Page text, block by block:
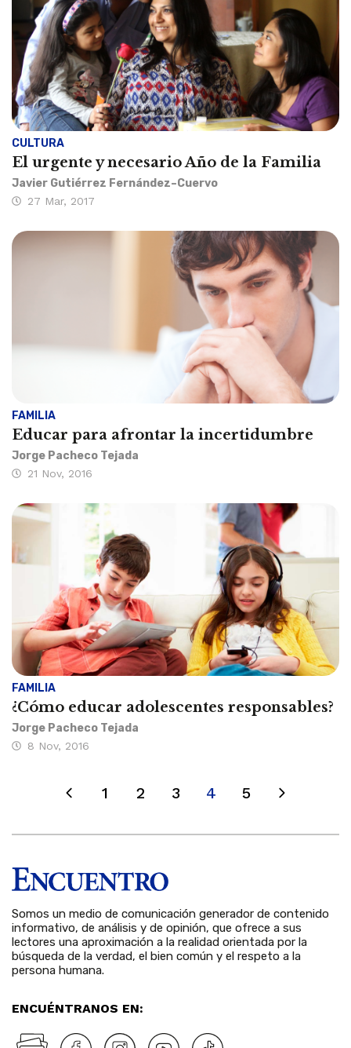
CULTURA
El urgente y necesario Año de la Familia
Javier Gutiérrez Fernández–Cuervo
27 Mar, 2017
FAMILIA
Educar para afrontar la incertidumbre
Jorge Pacheco Tejada
21 Nov, 2016
FAMILIA
¿Cómo educar adolescentes responsables?
Jorge Pacheco Tejada
8 Nov, 2016
1 2 3 4 5
Somos un medio de comunicación generador de contenido
informativo, de análisis y de opinión, que ofrece a sus
lectores una aproximación a la realidad orientada por la
búsqueda de la verdad, el bien común y el respeto a la
persona humana.
ENCUÉNTRANOS EN: